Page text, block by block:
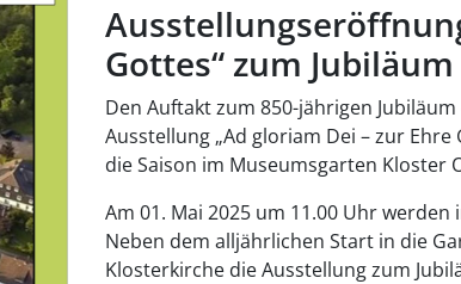
Gottes“ zum
Den Auftakt zum 850-jährigen
Ausstellung „Ad gloriam Dei – zur
die Saison im Museumsgarten Kloster
Am 01. Mai 2025 um 11.00 Uhr
Neben dem alljährlichen Start in die
Klosterkirche die Ausstellung zum